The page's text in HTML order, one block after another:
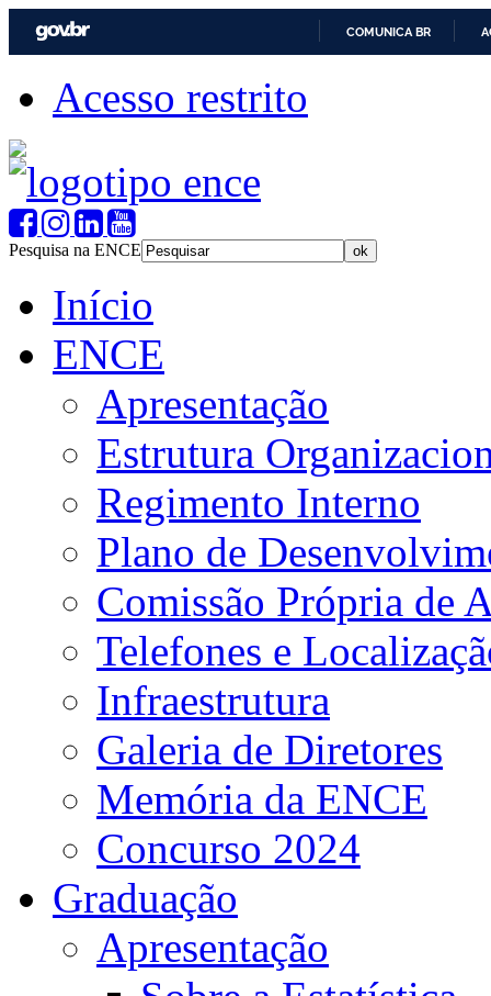
COMUNICA BR
Acesso restrito
Pesquisa na ENCE
Início
ENCE
Apresentação
Estrutura
Regimento Interno
Plano de
Comissão Própria de
Telefones e
Infraestrutura
Galeria de Diretores
Memória da ENCE
Concurso 2024
Graduação
Apresentação